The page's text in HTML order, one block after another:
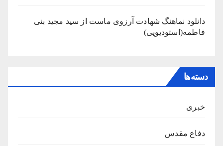
دانلود نماهنگ شهادت آرزوی ماست از سید مجید بنی
فاطمه(استودیویی)
دسته‌ها
خبری
دفاع مقدس